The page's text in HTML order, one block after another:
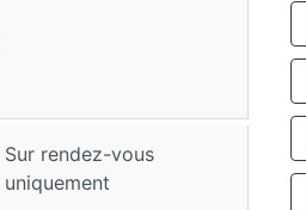
Sur rendez-vous
uniquement